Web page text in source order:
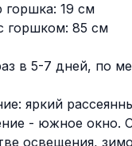
горшка: 19 см
горшком: 85 см
в 5-7 дней, по
яркий
- южное окно.
освещения,